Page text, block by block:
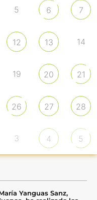
5 6 7
12 13 14
19 20 21
26 27 28
3 4 5
Yanguas Sanz,